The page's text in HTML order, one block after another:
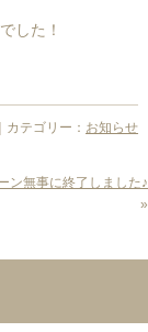
した！
テゴリー： お知らせ
ン無事に終了しました♪
»